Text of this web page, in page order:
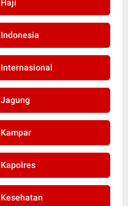
Haji
Indonesia
Internasional
Jagung
Kampar
Kapolres
Kesehatan